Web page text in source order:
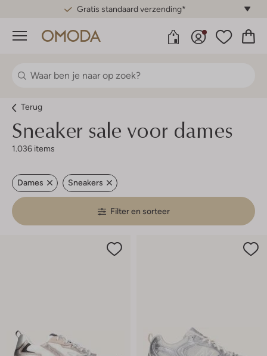
Gratis standaard verzending*
Menu
Terug
Sneaker sale voor dames
1.036 items
Dames Sneakers
Filter en sorteer